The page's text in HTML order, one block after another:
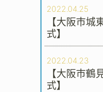
2022.04.25
【大阪市城
式】
2022.04.23
【大阪市鶴
式】